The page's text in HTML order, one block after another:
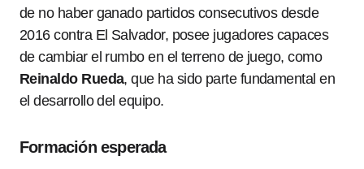
de no haber ganado partidos consecutivos desde
2016 contra El Salvador, posee jugadores capaces
de cambiar el rumbo en el terreno de juego, como
Reinaldo Rueda, que ha sido parte fundamental en
el desarrollo del equipo.
Formación esperada